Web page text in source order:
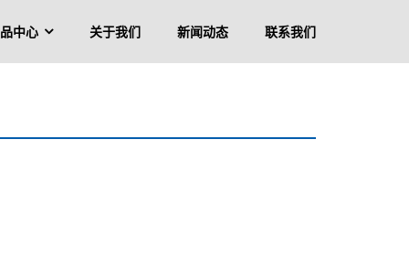
中心 关于我们 新闻动态 联系我们